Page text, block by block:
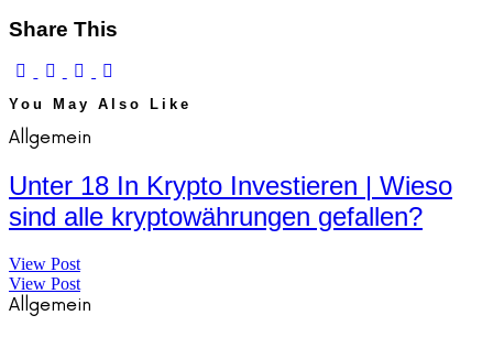
Share This
You May Also Like
Allgemein
Unter 18 In Krypto Investieren | Wieso
sind alle kryptowährungen gefallen?
View Post
View Post
Allgemein